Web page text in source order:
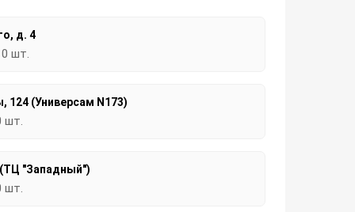
д. 4
шт.
124 (Универсам N173)
шт.
"Западный")
шт.